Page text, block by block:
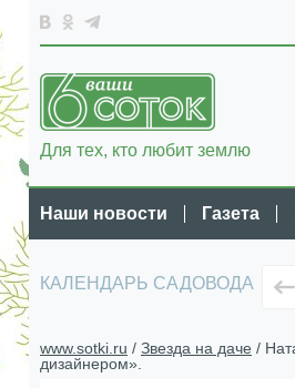
Для тех, кто любит землю
Наши новости Газета
КАЛЕНДАРЬ САДОВОДА
www.sotki.ru / Звезда на даче /
дизайнером».